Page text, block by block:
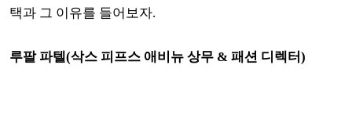
택과 그 이유를 들어보자.
루팔 파텔(삭스 피프스 애비뉴 상무 & 패션 디렉터)